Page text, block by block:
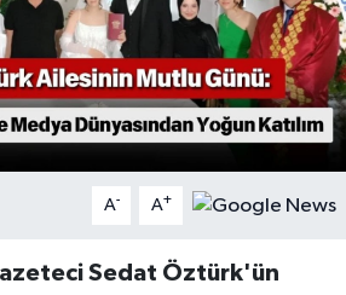
A- A+
Sedat Öztürk'ün